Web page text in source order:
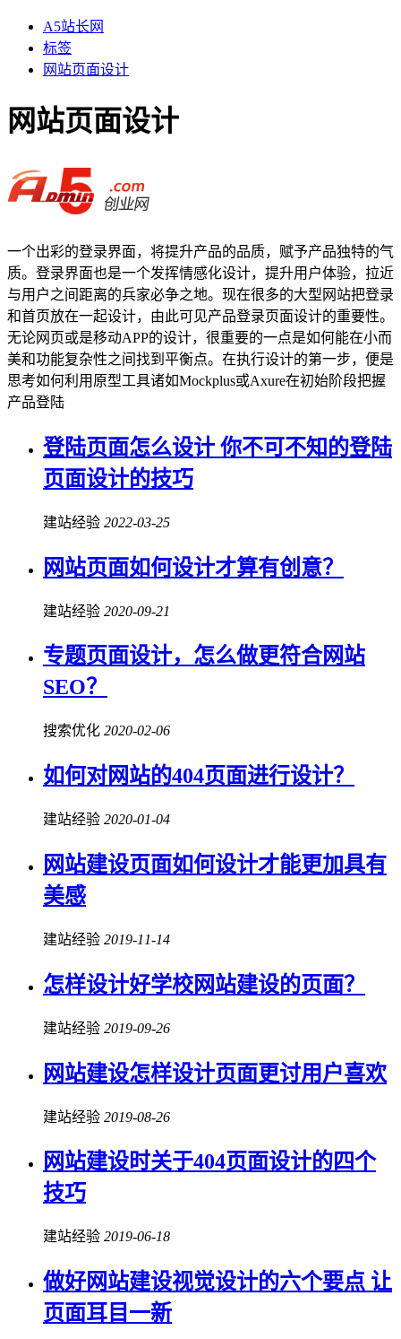
A5站长网
标签
网站页面设计
网站页面设计
一个出彩的登录界面，将提升产品的品质，赋予产品独特的气
质。登录界面也是一个发挥情感化设计，提升用户体验，拉近
与用户之间距离的兵家必争之地。现在很多的大型网站把登录
和首页放在一起设计，由此可见产品登录页面设计的重要性。
无论网页或是移动APP的设计，很重要的一点是如何能在小而
美和功能复杂性之间找到平衡点。在执行设计的第一步，便是
思考如何利用原型工具诸如Mockplus或Axure在初始阶段把握
产品登陆
登陆页面怎么设计 你不可不知的登陆
页面设计的技巧
建站经验 2022-03-25
网站页面如何设计才算有创意？
建站经验 2020-09-21
专题页面设计，怎么做更符合网站
SEO？
搜索优化 2020-02-06
如何对网站的404页面进行设计？
建站经验 2020-01-04
网站建设页面如何设计才能更加具有
美感
建站经验 2019-11-14
怎样设计好学校网站建设的页面？
建站经验 2019-09-26
网站建设怎样设计页面更讨用户喜欢
建站经验 2019-08-26
网站建设时关于404页面设计的四个
技巧
建站经验 2019-06-18
做好网站建设视觉设计的六个要点 让
页面耳目一新